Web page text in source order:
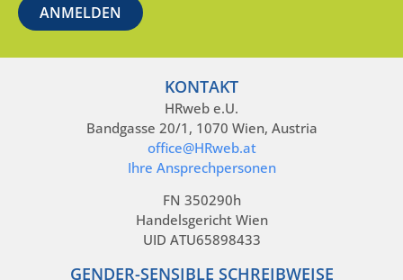
KONTAKT
HRweb e.U.
Bandgasse 20/1, 1070 Wien, Austria
office@HRweb.at
Ihre Ansprechpersonen
FN 350290h
Handelsgericht Wien
UID ATU65898433
GENDER-SENSIBLE SCHREIBWEISE